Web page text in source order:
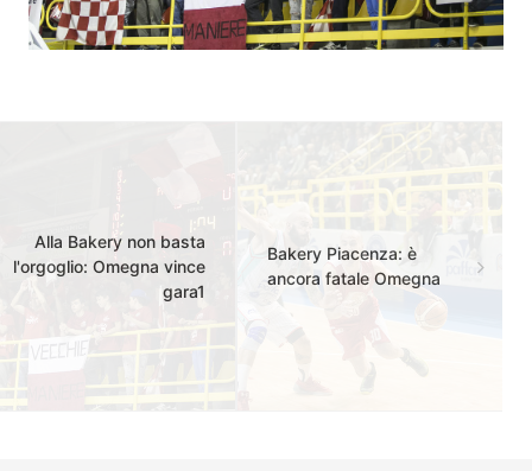
Alla Bakery non basta
l'orgoglio: Omegna vince
gara1
Bakery Piacenza: è
ancora fatale Omegna